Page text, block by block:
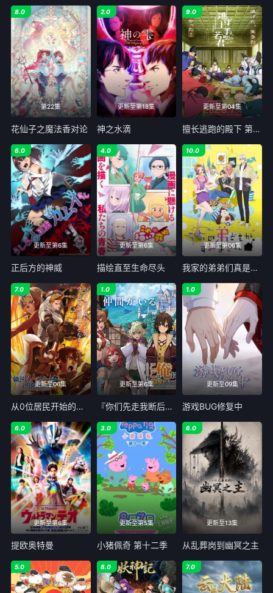
第22集
8.0
花仙子之魔法香对论
更新至第18集
2.0
神之水滴
更新至第04集
9.0
擅长逃跑的殿下 第二季
更新至第6集
6.0
正后方的神威
更新至第6集
4.0
描绘直至生命尽头
更新至第06集
10.0
我家的弟弟们真是让您费心了
更新至06集
7.0
从0位居民开始的边境领主大人
更新至第6集
1.0
『你们先走我断后』，于是10年后我成为了传说
更新至09集
1.0
游戏BUG修复中
更新至第6集
6.0
提欧奥特曼
更新至第5集
3.0
小猪佩奇 第十二季
更新至13集
6.0
从乱葬岗到幽冥之主
5.0 8.0 7.0